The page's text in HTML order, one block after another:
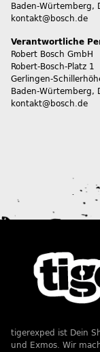
Baden-Würtemberg,
kontakt@bosch.de
Verantwortliche
Robert Bosch GmbH
Robert-Bosch-Platz 1
Gerlingen-
Baden-Würtemberg,
kontakt@bosch.de
tigerexped ist Dein
und Exmos. Wir